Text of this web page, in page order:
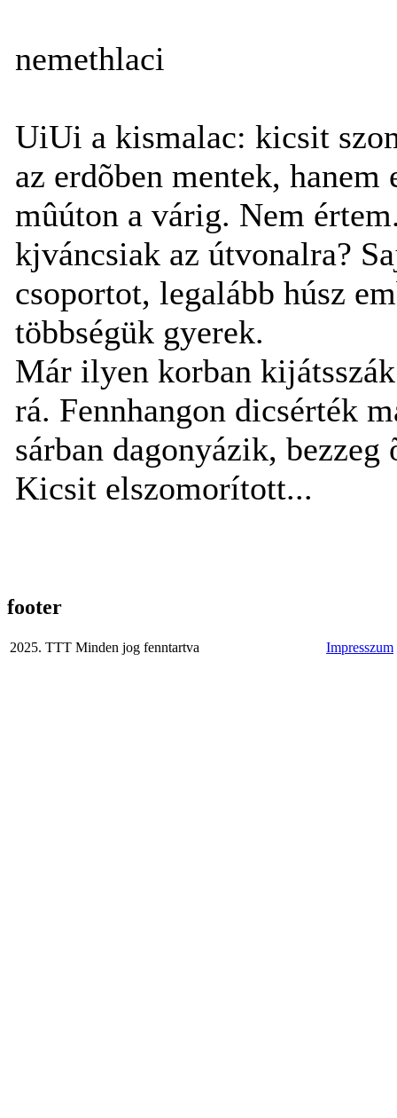
nemethlaci
UiUi a kismalac: kicsit
az erdõben mentek,
mûúton a várig. Nem
kjváncsiak az útvonalra?
csoportot, legalább húsz
többségük gyerek.
Már ilyen korban
rá. Fennhangon dicsérték
sárban dagonyázik, bezzeg
Kicsit elszomorított...
footer
2025. TTT Minden jog fenntartva Impresszum